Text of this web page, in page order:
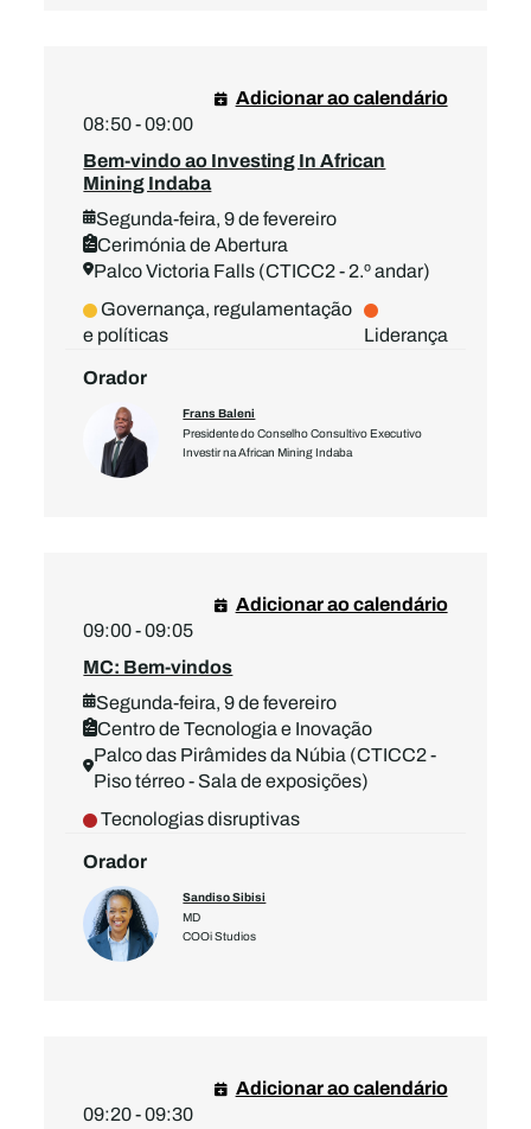
08:50 - 09:00
Bem-vindo ao Investing In African
Mining Indaba
Segunda-feira, 9 de fevereiro
Cerimónia de Abertura
Palco Victoria Falls (CTICC2 - 2.º andar)
Adicionar ao calendário
Governança, regulamentação
e políticas
Liderança
Orador
Frans Baleni
Presidente do Conselho Consultivo Executivo
Investir na African Mining Indaba
09:00 - 09:05
MC: Bem-vindos
Segunda-feira, 9 de fevereiro
Centro de Tecnologia e Inovação
Palco das Pirâmides da Núbia (CTICC2 -
Piso térreo - Sala de exposições)
Adicionar ao calendário
Tecnologias disruptivas
Orador
Sandiso Sibisi
MD
COOi Studios
09:20 - 09:30
Adicionar ao calendário